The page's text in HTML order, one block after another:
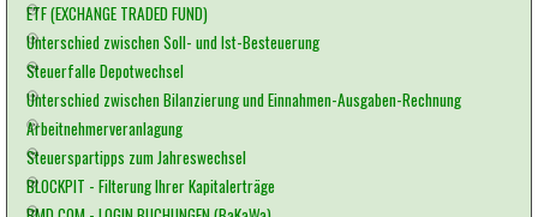
ETF (EXCHANGE TRADED FUND)
Unterschied zwischen Soll- und Ist-Besteuerung
Steuerfalle Depotwechsel
Unterschied zwischen Bilanzierung und Einnahmen-Ausgaben-Rechnung
Arbeitnehmerveranlagung
Steuerspartipps zum Jahreswechsel
BLOCKPIT - Filterung Ihrer Kapitalerträge